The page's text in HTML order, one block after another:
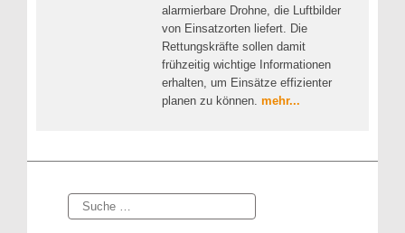
alarmierbare Drohne, die Luftbilder
von Einsatzorten liefert. Die
Rettungskräfte sollen damit
frühzeitig wichtige Informationen
erhalten, um Einsätze effizienter
planen zu können. mehr...
Suche